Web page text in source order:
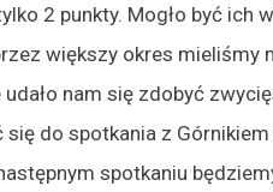
2 punkty. Mogło być ich
większy okres mieliśmy
nam się zdobyć
do spotkania z
spotkaniu